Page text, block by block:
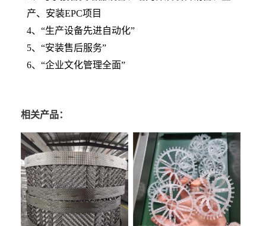
产、安装EPC项目
4、“生产设备先进自动化”
5、“安装售后服务”
6、“企业文化管理全面”
相关产品：